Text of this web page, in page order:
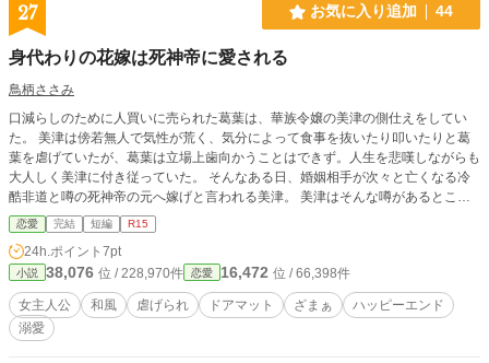
27 お気に入り追加 44
身代わりの花嫁は死神帝に愛される
鳥柄ささみ
口減らしのために人買いに売られた葛葉は、華族令嬢の美津の側仕えをしてい
た。 美津は傍若無人で気性が荒く、気分によって食事を抜いたり叩いたりと葛
葉を虐げていたが、葛葉は立場上歯向かうことはできず。人生を悲嘆しながらも
大人しく美津に付き従っていた。 そんなある日、婚姻相手が次々と亡くなる冷
酷非道と噂の死神帝の元へ嫁げと言われる美津。 美津はそんな噂があるところ
に嫁ぎたくないと葛葉を身代わりに嫁がせることに決める。 これは身代わりの
花嫁となったことで幸せになる葛葉の物語。
恋愛 完結 短編 R15
24h.ポイント 7pt
小説 38,076 位 / 228,970件 恋愛 16,472 位 / 66,398件
女主人公 和風 虐げられ ドアマット ざまぁ
ハッピーエンド
溺愛